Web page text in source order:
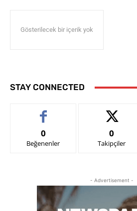
Gösterilecek bir içerik yok
STAY CONNECTED
0
Beğenenler
0
Takipçiler
- Advertisement -